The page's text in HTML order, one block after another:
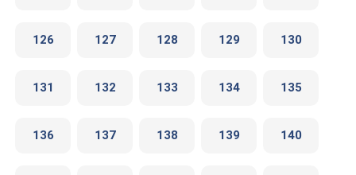
126 127 128 129 130
131 132 133 134 135
136 137 138 139 140